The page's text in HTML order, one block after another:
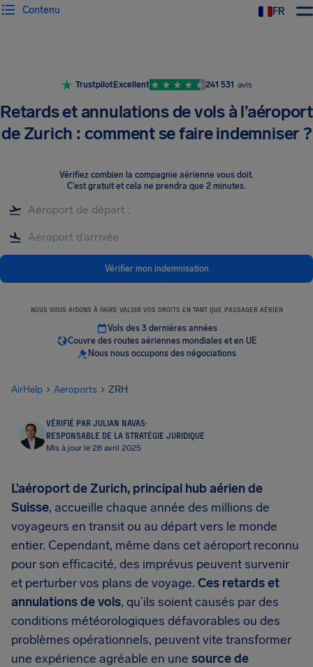
FR
Contenu
TrustpilotExcellent 241 531 avis
Retards et annulations de vols à l’aéroport
de Zurich : comment se faire indemniser ?
Vérifiez combien la compagnie aérienne vous doit.
C’est gratuit et cela ne prendra que 2 minutes.
Vérifier mon indemnisation
NOUS VOUS AIDONS À FAIRE VALOIR VOS DROITS EN TANT QUE PASSAGER AÉRIEN
Vols des 3 dernières années
Couvre des routes aériennes mondiales et en UE
Nous nous occupons des négociations
AirHelp Aeroports ZRH
VÉRIFIÉ PAR JULIAN NAVAS·
RESPONSABLE DE LA STRATÉGIE JURIDIQUE
Mis à jour le 28 avril 2025
L’aéroport de Zurich, principal hub aérien de
Suisse, accueille chaque année des millions de
voyageurs en transit ou au départ vers le monde
entier. Cependant, même dans cet aéroport reconnu
pour son efficacité, des imprévus peuvent survenir
et perturber vos plans de voyage. Ces retards et
annulations de vols, qu’ils soient causés par des
conditions météorologiques défavorables ou des
problèmes opérationnels, peuvent vite transformer
une expérience agréable en une source de